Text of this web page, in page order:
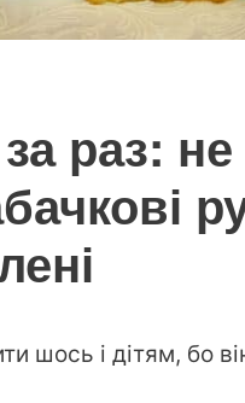
раз:
шось і дітям, бо